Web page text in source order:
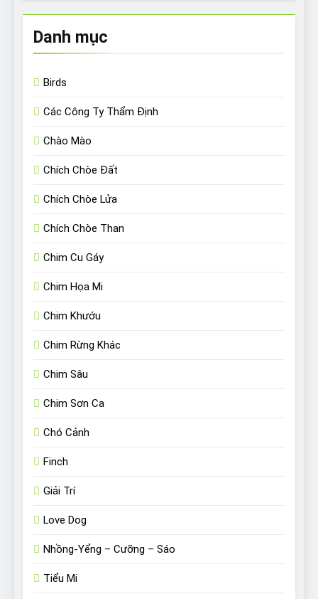
Danh mục
Birds
Các Công Ty Thẩm Định
Chào Mào
Chích Chòe Đất
Chích Chòe Lửa
Chích Chòe Than
Chim Cu Gáy
Chim Họa Mi
Chim Khướu
Chim Rừng Khác
Chim Sâu
Chim Sơn Ca
Chó Cảnh
Finch
Giải Trí
Love Dog
Nhồng-Yểng – Cưỡng – Sáo
Tiểu Mi